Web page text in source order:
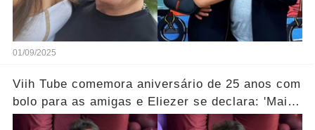
01/09/2025
Viih Tube comemora aniversário de 25 anos com
bolo para as amigas e Eliezer se declara: 'Maior
conquista da minha vida'